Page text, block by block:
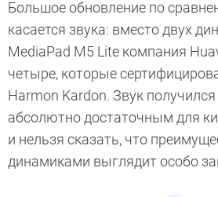
Большое обновление по
касается звука: вместо двух
MediaPad M5 Lite компания
четыре, которые
Harmon Kardon. Звук
абсолютно достаточным для
и нельзя сказать, что
динамиками выглядит особо